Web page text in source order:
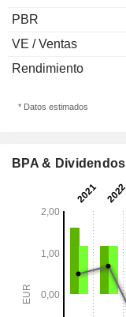
PBR
VE / Ventas
Rendimiento
* Datos estimados
BPA & Dividendos